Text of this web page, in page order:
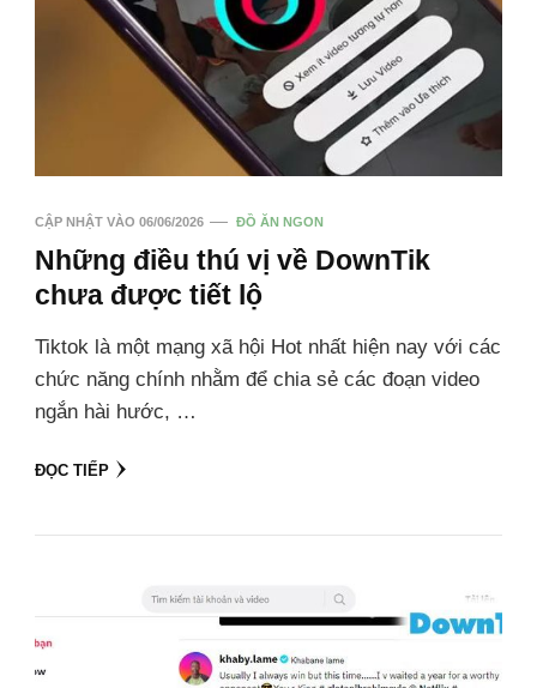
CẬP NHẬT VÀO 06/06/2026 ĐỒ ĂN NGON
Những điều thú vị về DownTik
chưa được tiết lộ
Tiktok là một mạng xã hội Hot nhất hiện nay với các
chức năng chính nhằm để chia sẻ các đoạn video
ngắn hài hước, …
ĐỌC TIẾP